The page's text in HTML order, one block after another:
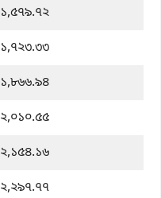
১,৫৭৯.৭২
১,৭২৩.৩৩
১,৮৬৬.৯৪
২,০১০.৫৫
২,১৫৪.১৬
২,২৯৭.৭৭